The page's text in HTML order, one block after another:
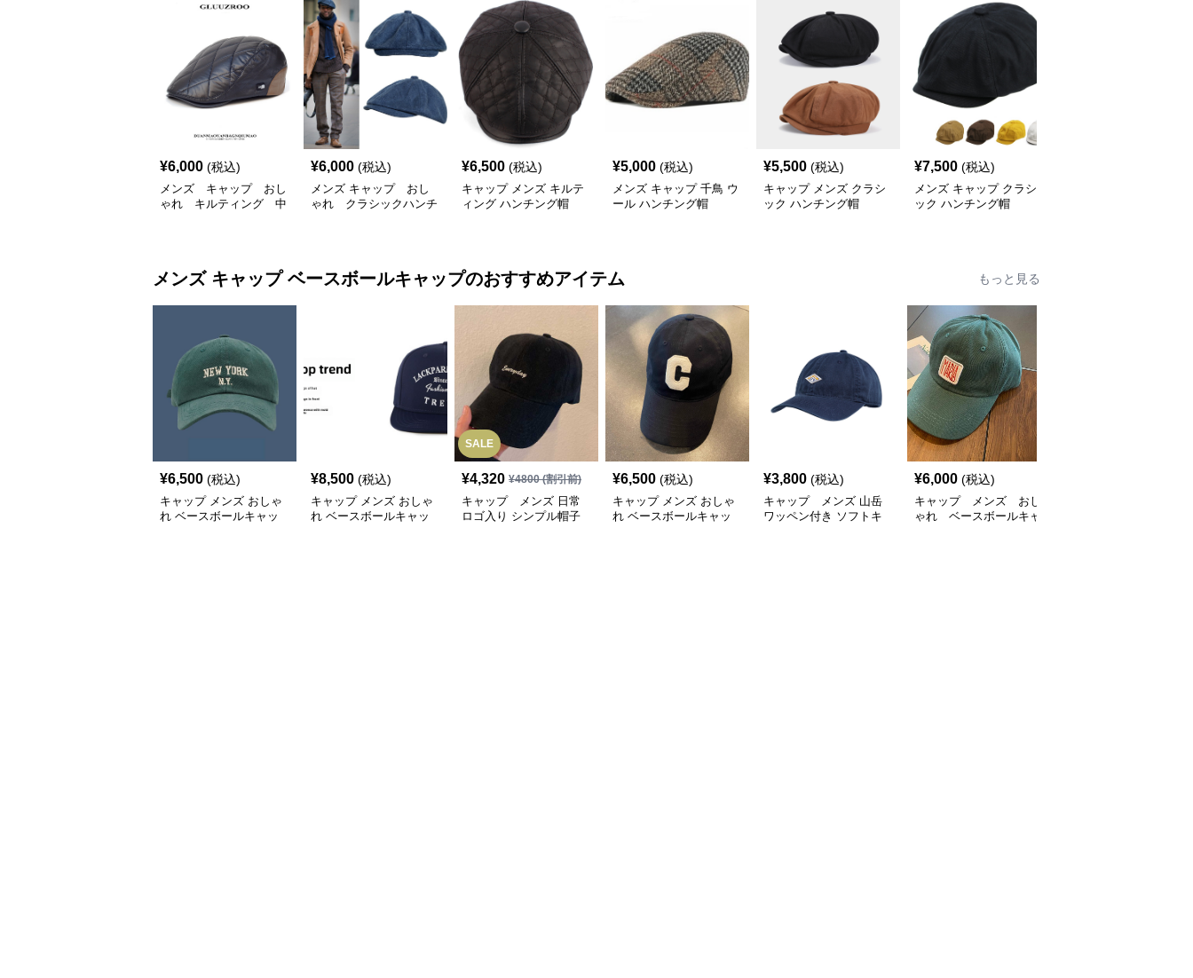
¥6,000 (税込)
メンズ キャップ おし
ゃれ キルティング 中
¥6,000 (税込)
メンズ キャップ おし
ゃれ クラシックハンチ
¥6,500 (税込)
キャップ メンズ キルテ
ィング ハンチング帽
¥5,000 (税込)
メンズ キャップ 千鳥 ウ
ール ハンチング帽
¥5,500 (税込)
キャップ メンズ クラシ
ック ハンチング帽
¥7,500 (税込)
メンズ キャップ クラシ
ック ハンチング帽
メンズ キャップ ベースボールキャップのおすすめアイテム もっと見る
¥6,500 (税込)
キャップ メンズ おしゃ
れ ベースボールキャッ
¥8,500 (税込)
キャップ メンズ おしゃ
れ ベースボールキャッ
SALE
¥4,320 ¥4800(割引前)
キャップ メンズ 日常
ロゴ入り シンプル帽子
¥6,500 (税込)
キャップ メンズ おしゃ
れ ベースボールキャッ
¥3,800 (税込)
キャップ メンズ 山岳
ワッペン付き ソフトキ
¥6,000 (税込)
キャップ メンズ おし
ゃれ ベースボールキャ